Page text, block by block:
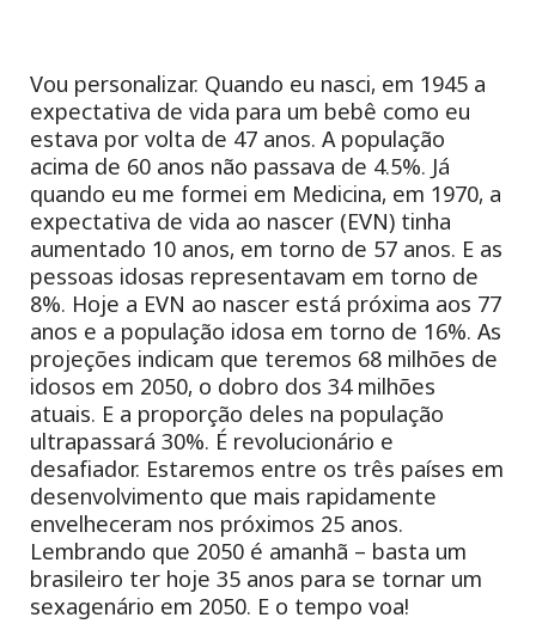
Vou personalizar. Quando eu nasci, em 1945 a
expectativa de vida para um bebê como eu
estava por volta de 47 anos. A população
acima de 60 anos não passava de 4.5%. Já
quando eu me formei em Medicina, em 1970, a
expectativa de vida ao nascer (EVN) tinha
aumentado 10 anos, em torno de 57 anos. E as
pessoas idosas representavam em torno de
8%. Hoje a EVN ao nascer está próxima aos 77
anos e a população idosa em torno de 16%. As
projeções indicam que teremos 68 milhões de
idosos em 2050, o dobro dos 34 milhões
atuais. E a proporção deles na população
ultrapassará 30%. É revolucionário e
desafiador. Estaremos entre os três países em
desenvolvimento que mais rapidamente
envelheceram nos próximos 25 anos.
Lembrando que 2050 é amanhã – basta um
brasileiro ter hoje 35 anos para se tornar um
sexagenário em 2050. E o tempo voa!